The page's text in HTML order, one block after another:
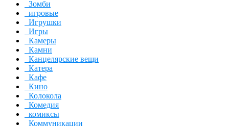
Зомби
игровые
Игрушки
Игры
Камеры
Камни
Канцелярские вещи
Катера
Кафе
Кино
Колокола
Комедия
комиксы
Коммуникации